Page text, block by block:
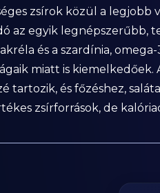
zsírok közül a legjobb
az egyik legnépszerűbb,
és a szardínia,
miatt is kiemelkedőek.
tartozik, és főzéshez,
zsírforrások, de